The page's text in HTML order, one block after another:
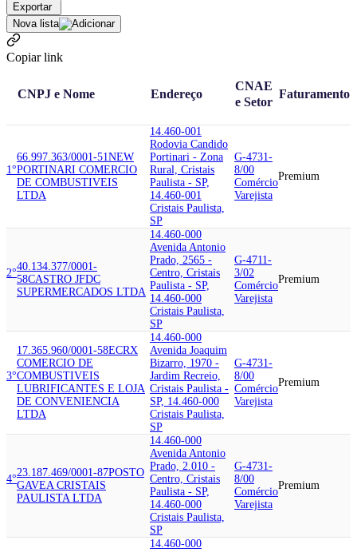
Exportar
Nova lista
Copiar link
CNPJ e Nome Endereço
CNAE
e Setor
Faturamento
1°
66.997.363/0001-51NEW
PORTINARI COMERCIO
DE COMBUSTIVEIS
LTDA
14.460-001
Rodovia Candido
Portinari - Zona
Rural, Cristais
Paulista - SP,
14.460-001
Cristais Paulista,
SP
G-4731-
8/00
Comércio
Varejista
Premium
2°
40.134.377/0001-
58CASTRO JFDC
SUPERMERCADOS LTDA
14.460-000
Avenida Antonio
Prado, 2565 -
Centro, Cristais
Paulista - SP,
14.460-000
Cristais Paulista,
SP
G-4711-
3/02
Comércio
Varejista
Premium
3°
17.365.960/0001-58ECRX
COMERCIO DE
COMBUSTIVEIS
LUBRIFICANTES E LOJA
DE CONVENIENCIA
LTDA
14.460-000
Avenida Joaquim
Bizarro, 1970 -
Jardim Recreio,
Cristais Paulista -
SP, 14.460-000
Cristais Paulista,
SP
G-4731-
8/00
Comércio
Varejista
Premium
4°
23.187.469/0001-87POSTO
GAVEA CRISTAIS
PAULISTA LTDA
14.460-000
Avenida Antonio
Prado, 2.010 -
Centro, Cristais
Paulista - SP,
14.460-000
Cristais Paulista,
SP
G-4731-
8/00
Comércio
Varejista
Premium
14.460-000